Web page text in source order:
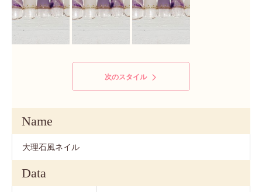
次のスタイル
Name
大理石風ネイル
Data